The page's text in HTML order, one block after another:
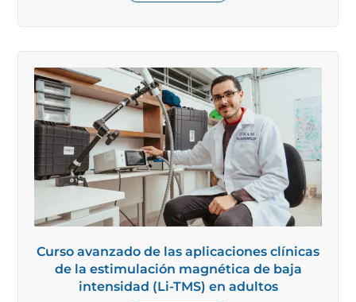
Curso avanzado de las aplicaciones clínicas
de la estimulación magnética de baja
intensidad (Li-TMS) en adultos